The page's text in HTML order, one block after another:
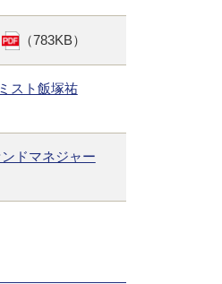
（783KB）
スト飯塚祐
ドマネジャー